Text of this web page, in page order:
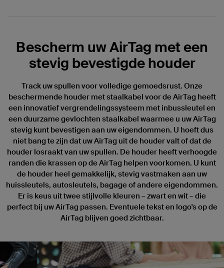
Bescherm uw AirTag met een
stevig bevestigde houder
Track uw spullen voor volledige gemoedsrust. Onze
beschermende houder met staalkabel voor de AirTag heeft
een innovatief vergrendelingssysteem met inbussleutel en
een duurzame gevlochten staalkabel waarmee u uw AirTag
stevig kunt bevestigen aan uw eigendommen. U hoeft dus
niet bang te zijn dat uw AirTag uit de houder valt of dat de
houder losraakt van uw spullen. De houder heeft verhoogde
randen die krassen op de AirTag helpen voorkomen. U kunt
de houder heel gemakkelijk, stevig vastmaken aan uw
huissleutels, autosleutels, bagage of andere eigendommen.
Er is keus uit twee stijlvolle kleuren – zwart en wit – die
perfect bij uw AirTag passen. Eventuele tekst en logo's op de
AirTag blijven goed zichtbaar.